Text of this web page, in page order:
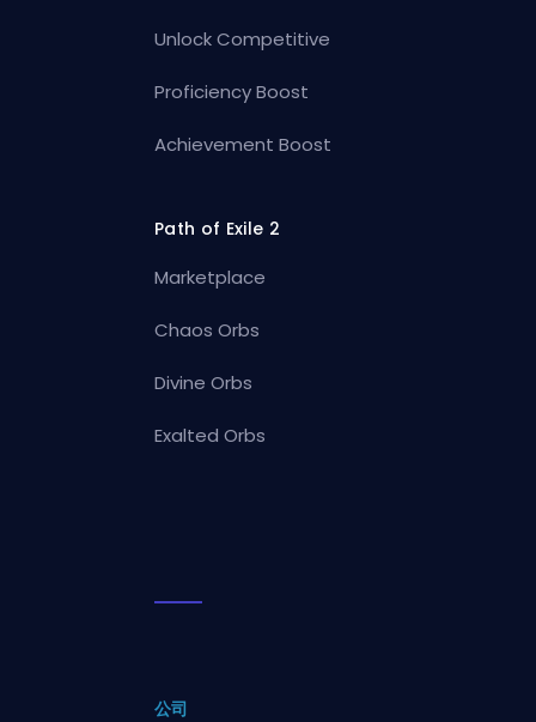
Unlock Competitive
Proficiency Boost
Achievement Boost
Path of Exile 2
Marketplace
Chaos Orbs
Divine Orbs
Exalted Orbs
公司